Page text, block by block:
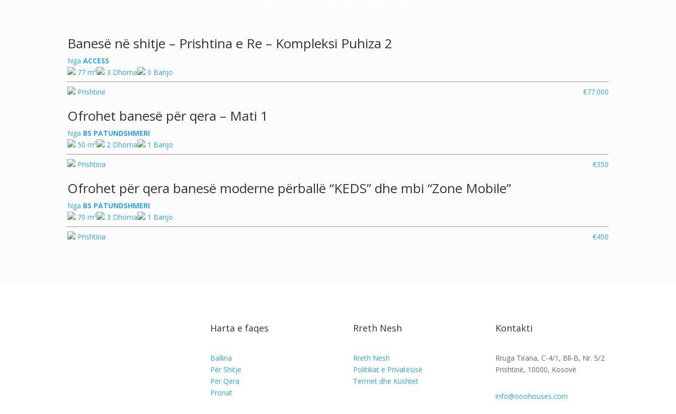
Banesë në shitje – Prishtina e Re – Kompleksi Puhiza 2
NgaACCESS
77 m²
3 Dhoma 0 Banjo
Prishtinë €77.000
Ofrohet banesë për qera – Mati 1
Nga BS PATUNDSHMERI
50 m²
2 Dhoma 1 Banjo
Prishtina €350
Ofrohet për qera banesë moderne përballë “KEDS” dhe mbi “Zone Mobile”
Nga BS PATUNDSHMERI
70 m²
3 Dhoma 1 Banjo
Prishtina €450
Harta e faqes
Ballina
Për Shitje
Për Qera
Pronat
Rreth Nesh
Rreth Nesh
Politikat e Privatësisë
Termet dhe Kushtet
Kontakti
Rruga Tirana, C-4/1, Bll-B, Nr. 5/2
Prishtinë, 10000, Kosovë
info@ooohouses.com